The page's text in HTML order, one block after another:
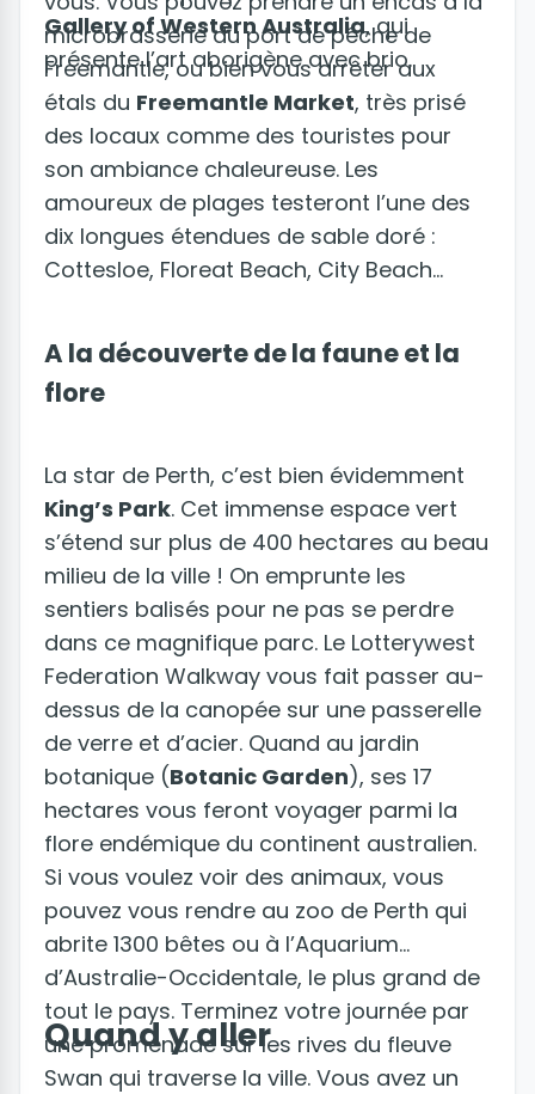
Gallery of Western Australia, qui
présente l’art aborigène avec brio.
microbrasserie du port de pêche de
Freemantle, ou bien vous arrêter aux
étals du Freemantle Market, très prisé
des locaux comme des touristes pour
son ambiance chaleureuse. Les
amoureux de plages testeront l’une des
dix longues étendues de sable doré :
Cottesloe, Floreat Beach, City Beach...
A la découverte de la faune et la
flore
La star de Perth, c’est bien évidemment
King’s Park. Cet immense espace vert
s’étend sur plus de 400 hectares au beau
milieu de la ville ! On emprunte les
sentiers balisés pour ne pas se perdre
dans ce magnifique parc. Le Lotterywest
Federation Walkway vous fait passer au-
dessus de la canopée sur une passerelle
de verre et d’acier. Quand au jardin
botanique (Botanic Garden), ses 17
hectares vous feront voyager parmi la
flore endémique du continent australien.
Si vous voulez voir des animaux, vous
pouvez vous rendre au zoo de Perth qui
abrite 1300 bêtes ou à l’Aquarium
d’Australie-Occidentale, le plus grand de
tout le pays. Terminez votre journée par
une promenade sur les rives du fleuve
Swan qui traverse la ville. Vous avez un
Quand y aller